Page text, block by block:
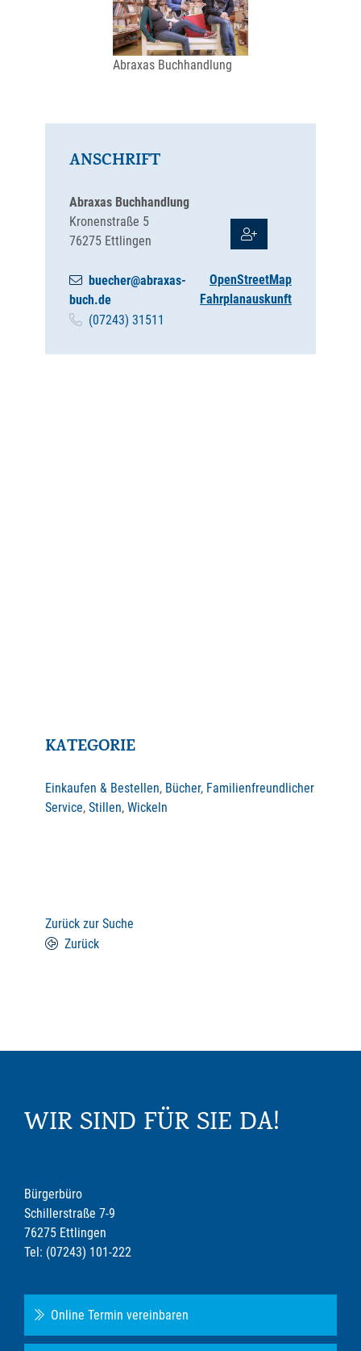
Abraxas Buchhandlung
ANSCHRIFT
Abraxas Buchhandlung
Kronenstraße 5
76275 Ettlingen
OpenStreetMap
Fahrplanauskunft
buecher@abraxas-
buch.de
(07243) 31511
KATEGORIE
Einkaufen & Bestellen, Bücher, Familienfreundlicher
Service, Stillen, Wickeln
Zurück zur Suche
Zurück
WIR SIND FÜR SIE DA!
Bürgerbüro
Schillerstraße 7-9
76275 Ettlingen
Tel: (07243) 101-222
Online Termin vereinbaren